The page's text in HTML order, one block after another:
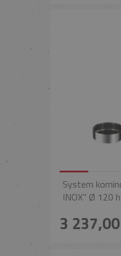
System
INOX" Ø 120
3 237,00